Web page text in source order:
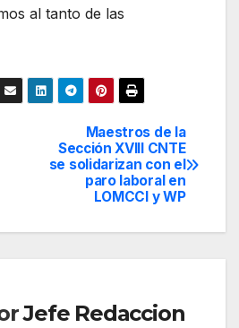
al tanto de las
Maestros de la
Sección XVIII CNTE
se solidarizan con el
paro laboral en
LOMCCI y WP
Jefe Redaccion